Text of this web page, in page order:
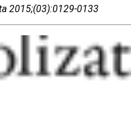
2015;(03):0129-0133